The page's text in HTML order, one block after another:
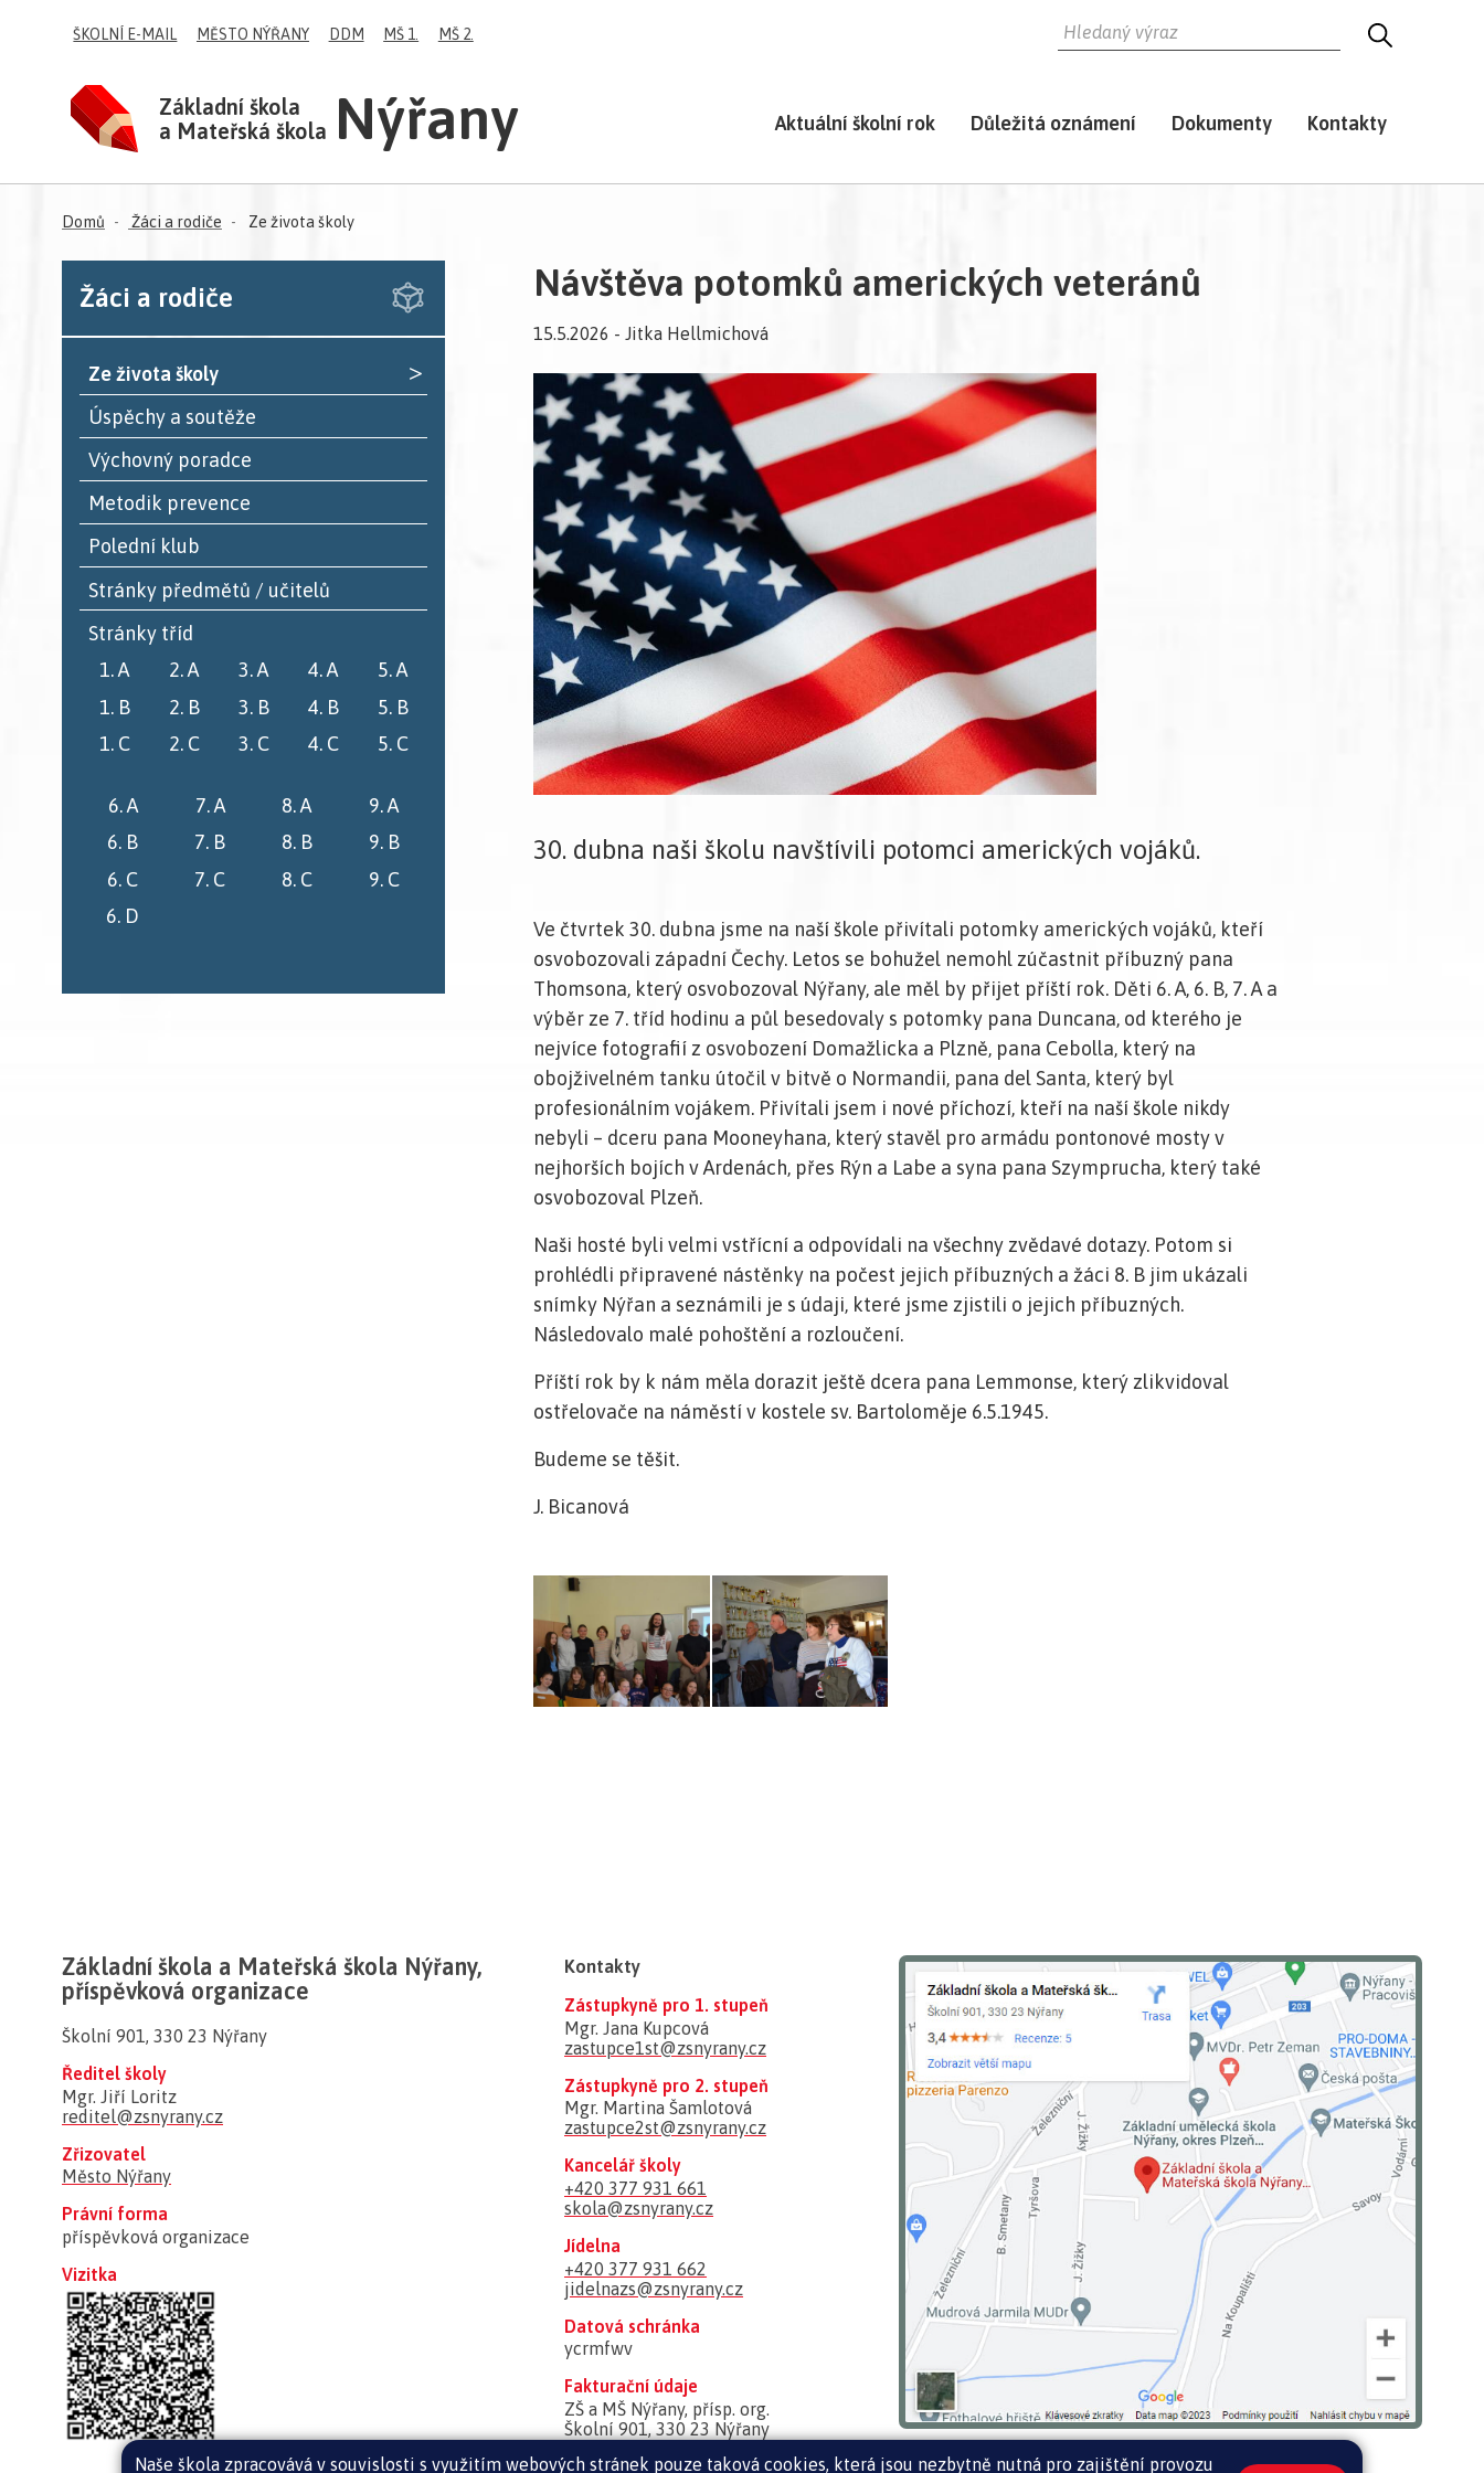
ŠKOLNÍ E-MAIL MĚSTO NÝŘANY DDM MŠ 1. MŠ 2. HLEDAT
Základní škola
a Mateřská škola Nýřany Aktuální školní rok Důležitá oznámení Dokumenty Kontakty
Domů Žáci a rodiče Ze života školy
Žáci a rodiče
Ze života školy >
Úspěchy a soutěže
Výchovný poradce
Metodik prevence
Polední klub
Stránky předmětů / učitelů
Stránky tříd
1. A
1. B
1. C
2. A
2. B
2. C
3. A
3. B
3. C
4. A
4. B
4. C
5. A
5. B
5. C
6. A
6. B
6. C
6. D
7. A
7. B
7. C
8. A
8. B
8. C
9. A
9. B
9. C
Návštěva potomků amerických veteránů
15.5.2026 - Jitka Hellmichová
30. dubna naši školu navštívili potomci amerických vojáků.
Ve čtvrtek 30. dubna jsme na naší škole přivítali potomky amerických vojáků, kteří
osvobozovali západní Čechy. Letos se bohužel nemohl zúčastnit příbuzný pana
Thomsona, který osvobozoval Nýřany, ale měl by přijet příští rok. Děti 6. A, 6. B, 7. A a
výběr ze 7. tříd hodinu a půl besedovaly s potomky pana Duncana, od kterého je
nejvíce fotografií z osvobození Domažlicka a Plzně, pana Cebolla, který na
obojživelném tanku útočil v bitvě o Normandii, pana del Santa, který byl
profesionálním vojákem. Přivítali jsem i nové příchozí, kteří na naší škole nikdy
nebyli – dceru pana Mooneyhana, který stavěl pro armádu pontonové mosty v
nejhorších bojích v Ardenách, přes Rýn a Labe a syna pana Szymprucha, který také
osvobozoval Plzeň.
Naši hosté byli velmi vstřícní a odpovídali na všechny zvědavé dotazy. Potom si
prohlédli připravené nástěnky na počest jejich příbuzných a žáci 8. B jim ukázali
snímky Nýřan a seznámili je s údaji, které jsme zjistili o jejich příbuzných.
Následovalo malé pohoštění a rozloučení.
Příští rok by k nám měla dorazit ještě dcera pana Lemmonse, který zlikvidoval
ostřelovače na náměstí v kostele sv. Bartoloměje 6.5.1945.
Budeme se těšit.
J. Bicanová
Základní škola a Mateřská škola Nýřany,
příspěvková organizace
Školní 901, 330 23 Nýřany
Ředitel školy
Mgr. Jiří Loritz
reditel@zsnyrany.cz
Zřizovatel
Město Nýřany
Právní forma
příspěvková organizace
Vizitka
Kontakty
Zástupkyně pro 1. stupeň
Mgr. Jana Kupcová
zastupce1st@zsnyrany.cz
Zástupkyně pro 2. stupeň
Mgr. Martina Šamlotová
zastupce2st@zsnyrany.cz
Kancelář školy
+420 377 931 661
skola@zsnyrany.cz
Jídelna
+420 377 931 662
jidelnazs@zsnyrany.cz
Datová schránka
ycrmfwv
Fakturační údaje
ZŠ a MŠ Nýřany, přísp. org.
Školní 901, 330 23 Nýřany
Nejsme plátci DPH
Naše škola zpracovává v souvislosti s využitím webových stránek pouze taková cookies, která jsou nezbytně nutná pro zajištění provozu